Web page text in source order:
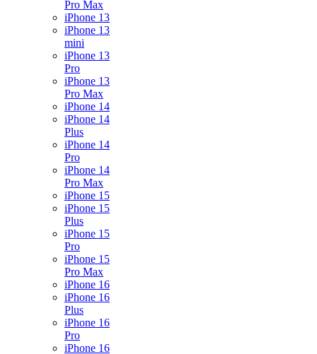
Pro Max
iPhone 13
iPhone 13
mini
iPhone 13
Pro
iPhone 13
Pro Max
iPhone 14
iPhone 14
Plus
iPhone 14
Pro
iPhone 14
Pro Max
iPhone 15
iPhone 15
Plus
iPhone 15
Pro
iPhone 15
Pro Max
iPhone 16
iPhone 16
Plus
iPhone 16
Pro
iPhone 16